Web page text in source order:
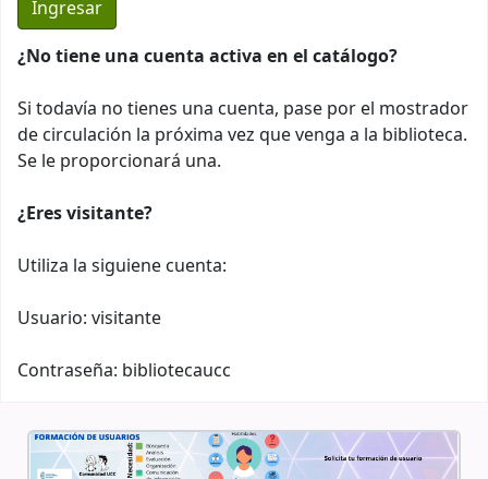
¿No tiene una cuenta activa en el catálogo?
Si todavía no tienes una cuenta, pase por el mostrador
de circulación la próxima vez que venga a la biblioteca.
Se le proporcionará una.
¿Eres visitante?
Utiliza la siguiene cuenta:
Usuario: visitante
Contraseña: bibliotecaucc